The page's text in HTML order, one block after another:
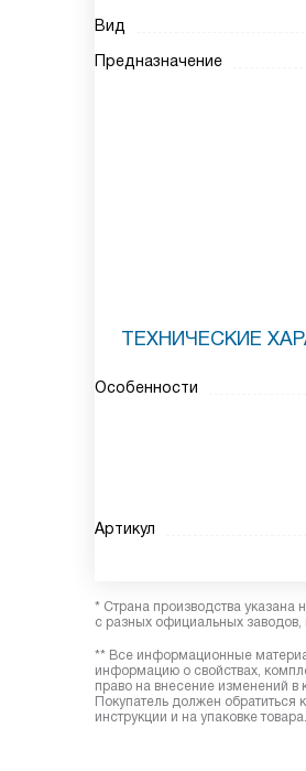
Вид
Предназначение
ТЕХНИЧЕСКИЕ
Особенности
Артикул
* Страна производства
с разных официальных заводов,
** Все информационные
информацию о свойствах,
право на внесение изменений
Покупатель должен обратиться
инструкции и на упаковке